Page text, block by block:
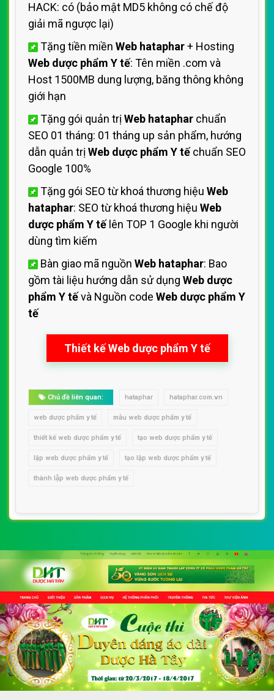
HACK: có (bảo mật MD5 không có chế độ
giải mã ngược lại)
Tặng tiền miền Web hataphar+ Hosting
Web dược phẩm Y tế: Tên miền .com và
Host 1500MB dung lượng, băng thông không
giới hạn
Tặng gói quản trị Web hataphar chuẩn
SEO 01 tháng: 01 tháng up sản phẩm, hướng
dẫn quản trị Web dược phẩm Y tếchuẩn SEO
Google 100%
Tặng gói SEO từ khoá thương hiệu Web
hataphar: SEO từ khoá thương hiệu Web
dược phẩm Y tếlên TOP 1 Google khi người
dùng tìm kiếm
Bàn giao mã nguồn Web hataphar: Bao
gồm tài liệu hướng dẫn sử dụng Web dược
phẩm Y tếvà Nguồn code Web dược phẩm Y
tế
Thiết kế Web dược phẩm Y tế
Chủ đề liên quan: hataphar hataphar.com.vn
web dược phẩm y tế mẫu web dược phẩm y tế
thiết kế web dược phẩm y tế tạo web dược phẩm y tế
lập web dược phẩm y tế tạo lập web dược phẩm y tế
thành lập web dược phẩm y tế